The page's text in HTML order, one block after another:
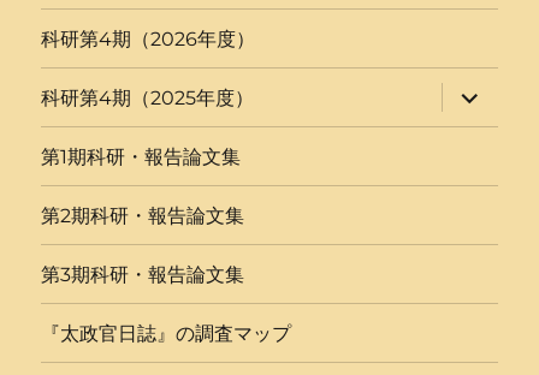
科研第4期（2026年度）
科研第4期（2025年度）
ブ
メ
ー
開
第1期科研・報告論文集
第2期科研・報告論文集
第3期科研・報告論文集
『太政官日誌』の調査マップ